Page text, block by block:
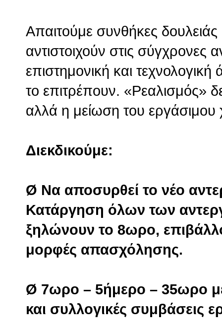
Απαιτούμε συνθήκες
αντιστοιχούν στις
επιστημονική και
το επιτρέπουν. «Ρεαλισμός»
αλλά η μείωση του εργάσιμου
Διεκδικούμε:
Ø Να αποσυρθεί το νέο
Κατάργηση όλων των
ξηλώνουν το 8ωρο,
μορφές απασχόλησης.
Ø 7ωρο – 5ήμερο – 35ωρο
και συλλογικές συμβάσεις